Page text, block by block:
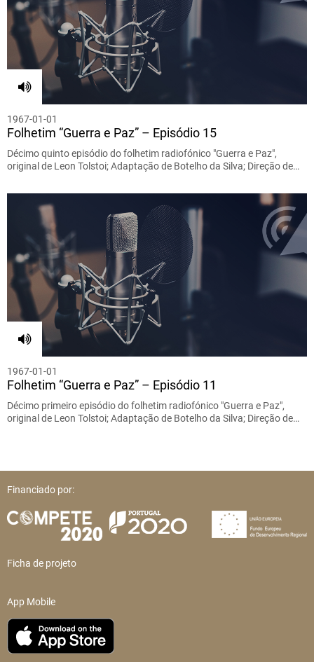
1967-01-01
Folhetim “Guerra e Paz” – Episódio 15
Décimo quinto episódio do folhetim radiofónico "Guerra e Paz",
original de Leon Tolstoi; Adaptação de Botelho da Silva; Direção de…
1967-01-01
Folhetim “Guerra e Paz” – Episódio 11
Décimo primeiro episódio do folhetim radiofónico "Guerra e Paz",
original de Leon Tolstoi; Adaptação de Botelho da Silva; Direção de…
Financiado por:
Ficha de projeto
App Mobile